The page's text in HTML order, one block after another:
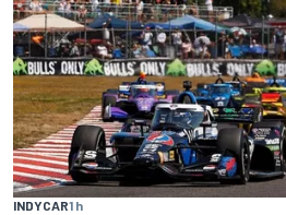
INDYCAR1 h